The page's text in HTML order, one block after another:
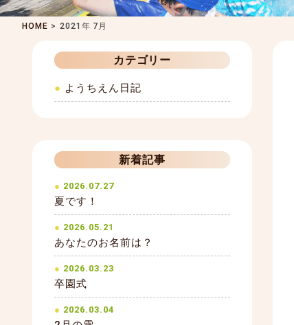
HOME > 2021年 7月
カテゴリー
ようちえん日記
新着記事
2026.07.27
夏です！
2026.05.21
あなたのお名前は？
2026.03.23
卒園式
2026.03.04